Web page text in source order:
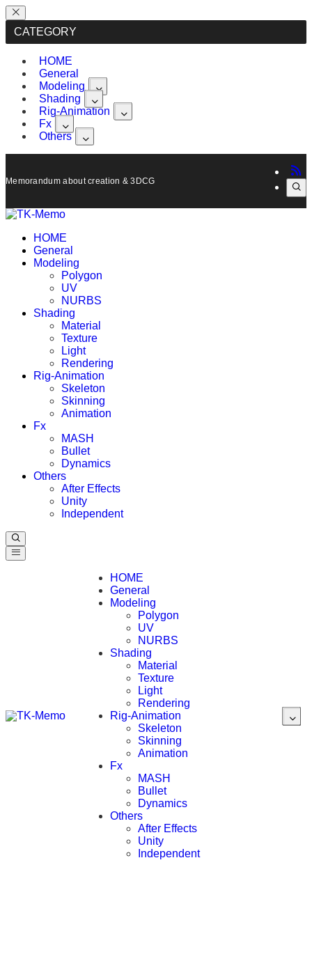
CATEGORY
HOME
General
Modeling
Shading
Rig-Animation
Fx
Others
Memorandum about creation & 3DCG, Maya.
HOME
General
Modeling
Polygon
UV
NURBS
Shading
Material
Texture
Light
Rendering
Rig-Animation
Skeleton
Skinning
Animation
Fx
MASH
Bullet
Dynamics
Others
After Effects
Unity
Independent
HOME
General
Modeling
Polygon
UV
NURBS
Shading
Material
Texture
Light
Rendering
Rig-Animation
Skeleton
Skinning
Animation
Fx
MASH
Bullet
Dynamics
Others
After Effects
Unity
Independent